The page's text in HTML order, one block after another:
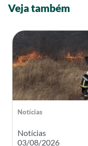
Veja também
Notícias
Notícias
03/08/2026